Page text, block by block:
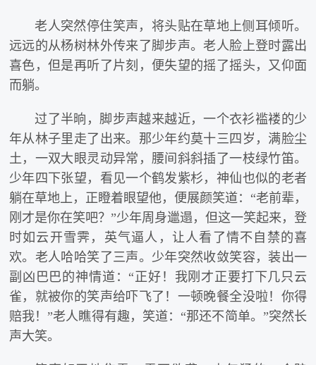
老人突然停住笑声，将头贴在草地上侧耳倾听。
远远的从杨树林外传来了脚步声。老人脸上登时露出
喜色，但是再听了片刻，便失望的摇了摇头，又仰面
而躺。
过了半晌，脚步声越来越近，一个衣衫褴褛的少
年从林子里走了出来。那少年约莫十三四岁，满脸尘
土，一双大眼灵动异常，腰间斜斜插了一枝绿竹笛。
少年四下张望，看见一个鹤发紫杉，神仙也似的老者
躺在草地上，正瞪着眼望他，便展颜笑道：“老前辈，
刚才是你在笑吧？”少年周身邋遢，但这一笑起来，登
时如云开雪霁，英气逼人，让人看了情不自禁的喜
欢。老人哈哈笑了三声。少年突然收敛笑容，装出一
副凶巴巴的神情道：“正好！我刚才正要打下几只云
雀，就被你的笑声给吓飞了！一顿晚餐全没啦！你得
赔我！”老人瞧得有趣，笑道：“那还不简单。”突然长
声大笑。